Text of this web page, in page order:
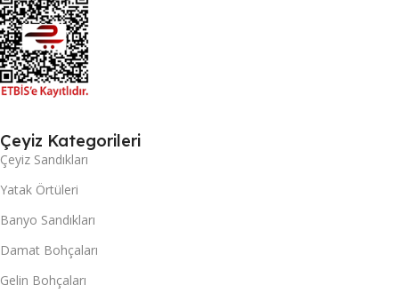
Çeyiz Kategorileri
Çeyiz Sandıkları
Yatak Örtüleri
Banyo Sandıkları
Damat Bohçaları
Gelin Bohçaları